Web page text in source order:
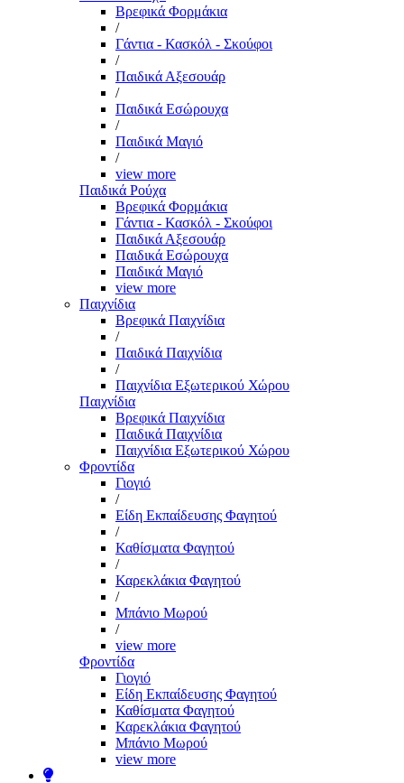
Βρεφικά Φορμάκια
/
Γάντια - Κασκόλ - Σκούφοι
/
Παιδικά Αξεσουάρ
/
Παιδικά Εσώρουχα
/
Παιδικά Μαγιό
/
view more
Παιδικά Ρούχα
Βρεφικά Φορμάκια
Γάντια - Κασκόλ - Σκούφοι
Παιδικά Αξεσουάρ
Παιδικά Εσώρουχα
Παιδικά Μαγιό
view more
Παιχνίδια
Βρεφικά Παιχνίδια
/
Παιδικά Παιχνίδια
/
Παιχνίδια Εξωτερικού Χώρου
Παιχνίδια
Βρεφικά Παιχνίδια
Παιδικά Παιχνίδια
Παιχνίδια Εξωτερικού Χώρου
Φροντίδα
Γιογιό
/
Είδη Εκπαίδευσης Φαγητού
/
Καθίσματα Φαγητού
/
Καρεκλάκια Φαγητού
/
Μπάνιο Μωρού
/
view more
Φροντίδα
Γιογιό
Είδη Εκπαίδευσης Φαγητού
Καθίσματα Φαγητού
Καρεκλάκια Φαγητού
Μπάνιο Μωρού
view more